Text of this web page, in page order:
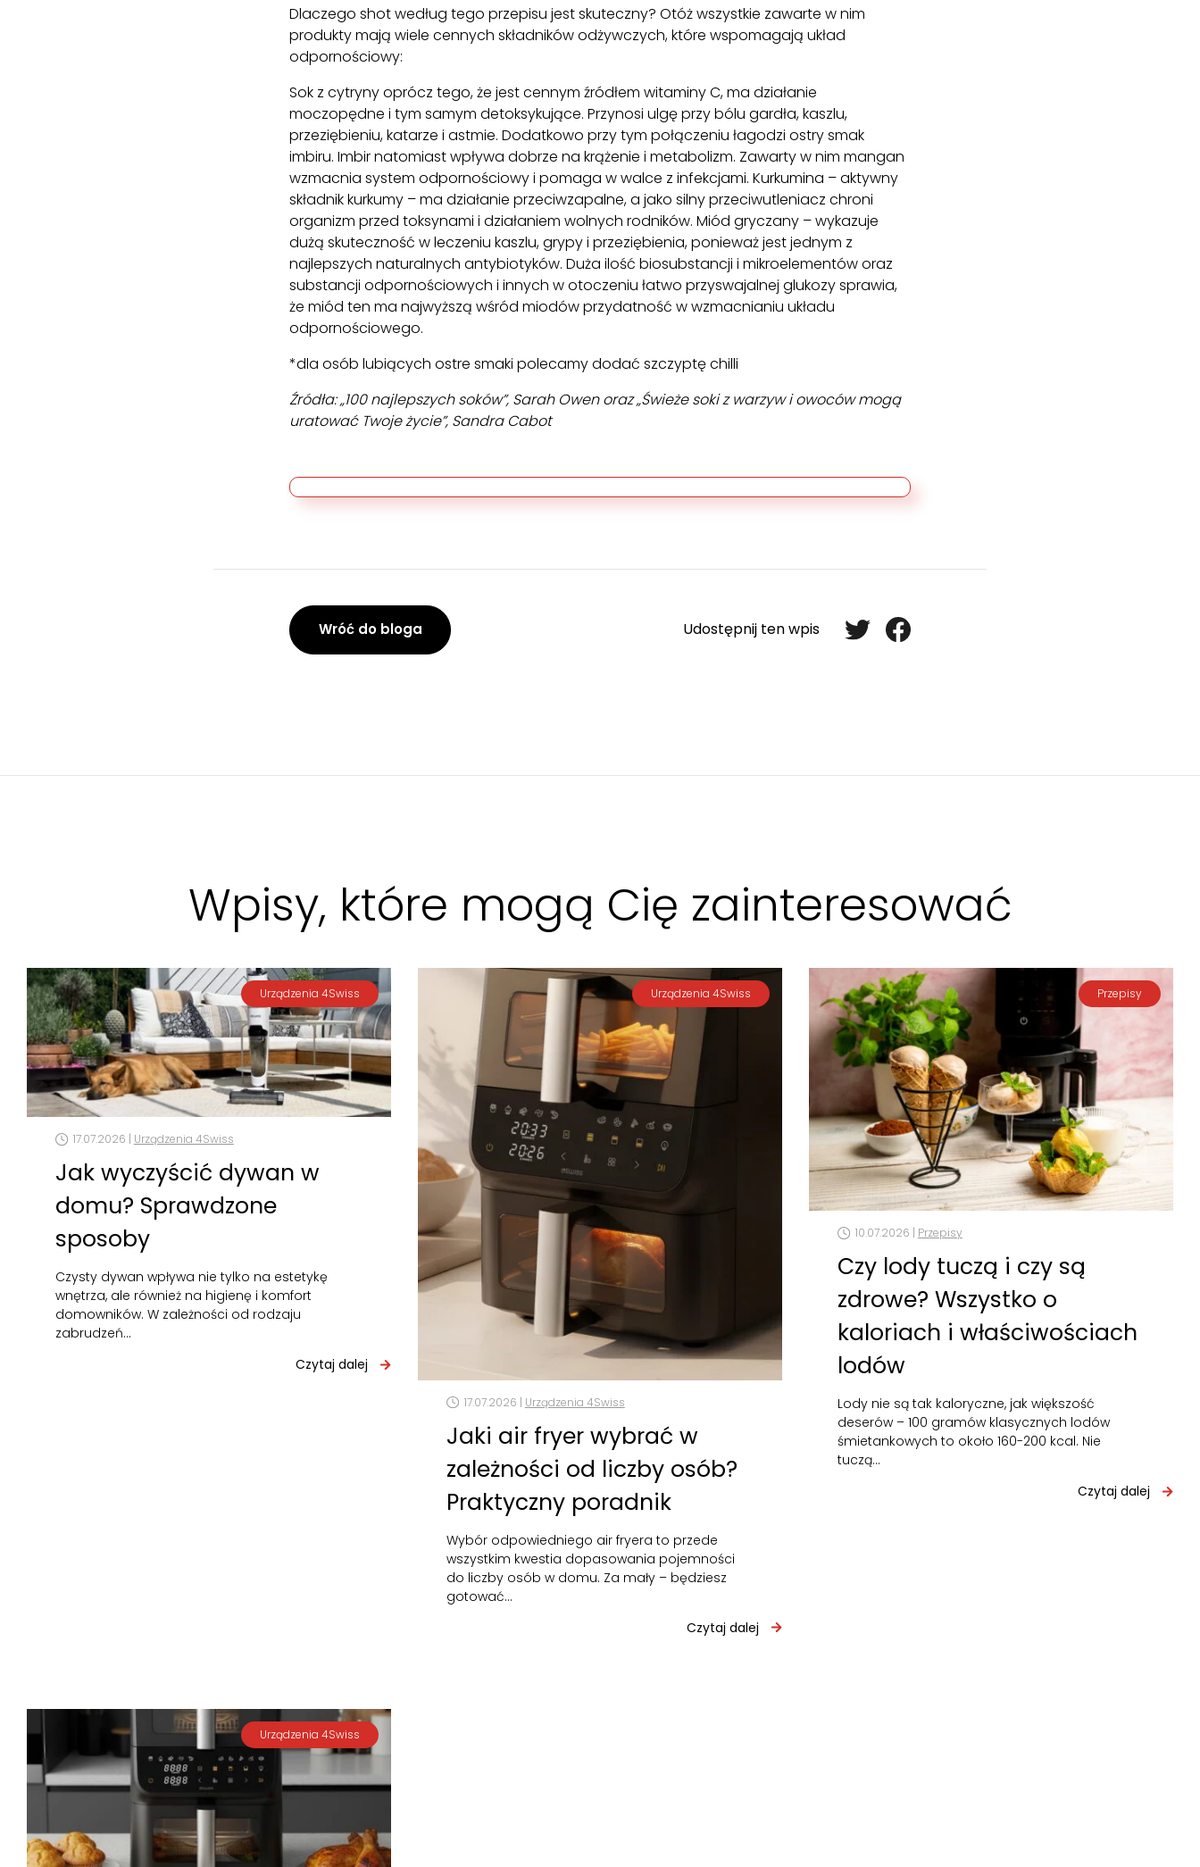
Dlaczego shot według tego przepisu jest skuteczny? Otóż wszystkie zawarte w nim
produkty mają wiele cennych składników odżywczych, które wspomagają układ
odpornościowy:
Sok z cytryny oprócz tego, że jest cennym źródłem witaminy C, ma działanie
moczopędne i tym samym detoksykujące. Przynosi ulgę przy bólu gardła, kaszlu,
przeziębieniu, katarze i astmie. Dodatkowo przy tym połączeniu łagodzi ostry smak
imbiru. Imbir natomiast wpływa dobrze na krążenie i metabolizm. Zawarty w nim mangan
wzmacnia system odpornościowy i pomaga w walce z infekcjami. Kurkumina – aktywny
składnik kurkumy – ma działanie przeciwzapalne, a jako silny przeciwutleniacz chroni
organizm przed toksynami i działaniem wolnych rodników. Miód gryczany – wykazuje
dużą skuteczność w leczeniu kaszlu, grypy i przeziębienia, ponieważ jest jednym z
najlepszych naturalnych antybiotyków. Duża ilość biosubstancji i mikroelementów oraz
substancji odpornościowych i innych w otoczeniu łatwo przyswajalnej glukozy sprawia,
że miód ten ma najwyższą wśród miodów przydatność w wzmacnianiu układu
odpornościowego.
*dla osób lubiących ostre smaki polecamy dodać szczyptę chilli
Źródła: „100 najlepszych soków”, Sarah Owen oraz „Świeże soki z warzyw i owoców mogą
uratować Twoje życie”, Sandra Cabot
Wróć do bloga Udostępnij ten wpis
Wpisy, które mogą Cię zainteresować
Urządzenia 4Swiss
17.07.2026 | Urządzenia 4Swiss
Jak wyczyścić dywan w
domu? Sprawdzone
sposoby
Czysty dywan wpływa nie tylko na estetykę
wnętrza, ale również na higienę i komfort
domowników. W zależności od rodzaju
zabrudzeń…
Czytaj dalej
Urządzenia 4Swiss
17.07.2026 | Urządzenia 4Swiss
Jaki air fryer wybrać w
zależności od liczby osób?
Praktyczny poradnik
Wybór odpowiedniego air fryera to przede
wszystkim kwestia dopasowania pojemności
do liczby osób w domu. Za mały – będziesz
gotować…
Czytaj dalej
Przepisy
10.07.2026 | Przepisy
Czy lody tuczą i czy są
zdrowe? Wszystko o
kaloriach i właściwościach
lodów
Lody nie są tak kaloryczne, jak większość
deserów – 100 gramów klasycznych lodów
śmietankowych to około 160-200 kcal. Nie
tuczą…
Czytaj dalej
Urządzenia 4Swiss